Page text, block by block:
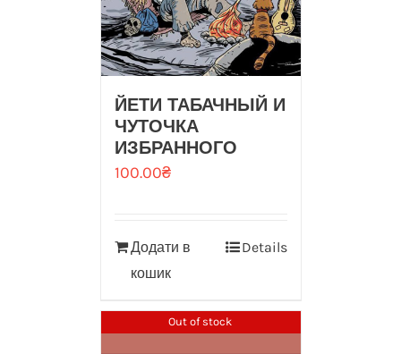
ЙЕТИ ТАБАЧНЫЙ И
ЧУТОЧКА
ИЗБРАННОГО
100.00₴
Додати в
кошик
Details
Out of stock